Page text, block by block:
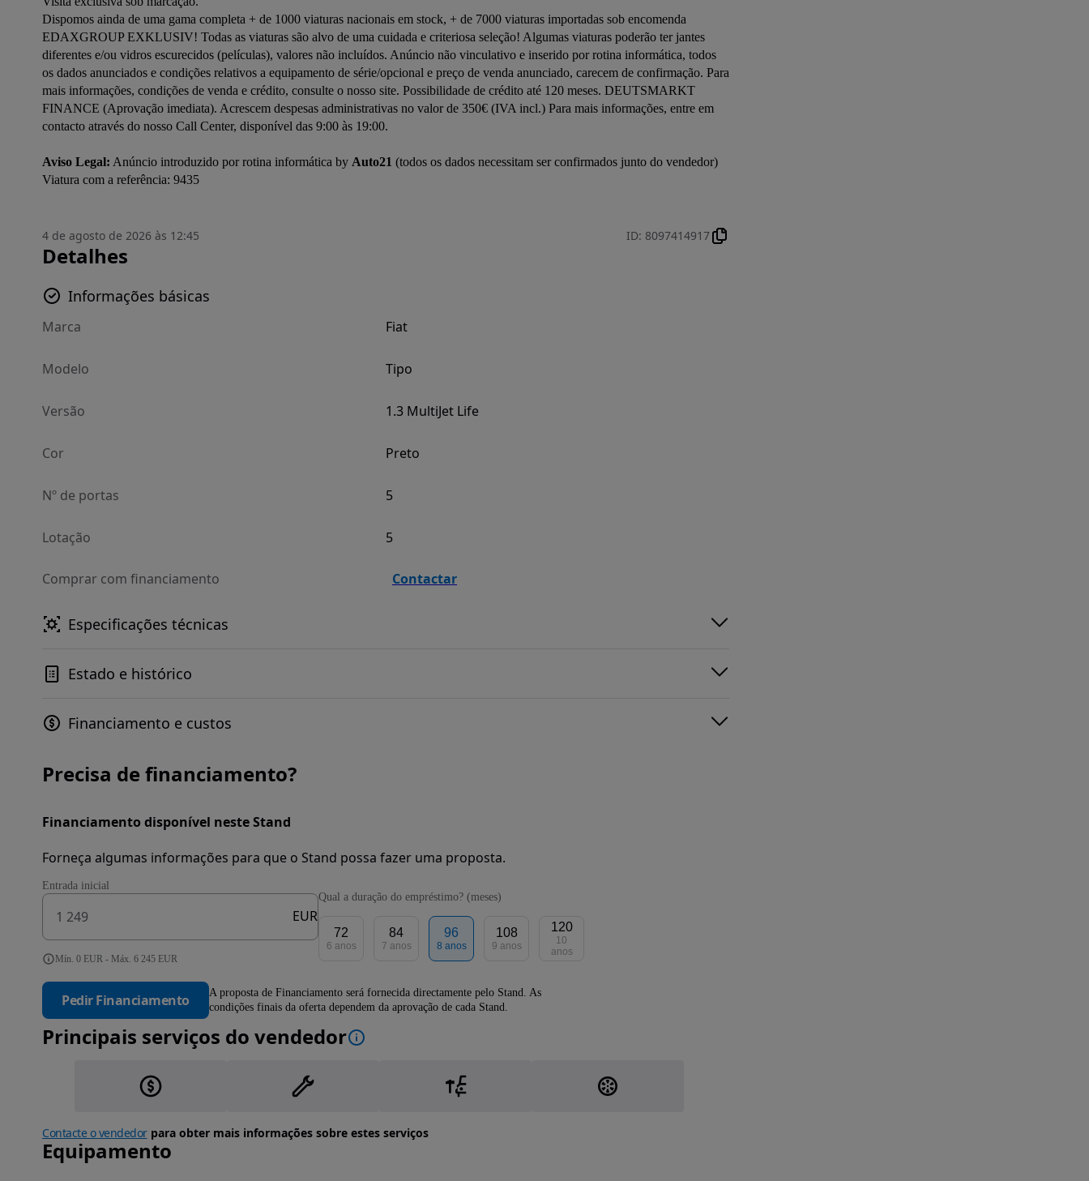
Dispomos ainda de uma gama completa + de 1000 viaturas nacionais em stock, + de 7000 viaturas importadas sob encomenda
EDAXGROUP EXKLUSIV! Todas as viaturas são alvo de uma cuidada e criteriosa seleção! Algumas viaturas poderão ter jantes
diferentes e/ou vidros escurecidos (películas), valores não incluídos. Anúncio não vinculativo e inserido por rotina informática, todos
os dados anunciados e condições relativos a equipamento de série/opcional e preço de venda anunciado, carecem de confirmação. Para
mais informações, condições de venda e crédito, consulte o nosso site. Possibilidade de crédito até 120 meses. DEUTSMARKT
FINANCE (Aprovação imediata). Acrescem despesas administrativas no valor de 350€ (IVA incl.) Para mais informações, entre em
contacto através do nosso Call Center, disponível das 9:00 às 19:00.
Aviso Legal: Anúncio introduzido por rotina informática by Auto21 (todos os dados necessitam ser confirmados junto do vendedor)
4 de agosto de 2026 às 12:45 ID: 8097414917
Detalhes
Informações básicas
Marca Fiat
Modelo Tipo
Versão 1.3 MultiJet Life
Cor Preto
Nº de portas 5
Lotação 5
Comprar com financiamento Contactar
Especificações técnicas
Estado e histórico
Financiamento e custos
Precisa de financiamento?
Financiamento disponível neste Stand
Forneça algumas informações para que o Stand possa fazer uma proposta.
Entrada inicial
EUR
Mín. 0 EUR - Máx. 6 245 EUR
Qual a duração do empréstimo? (meses)
72
6 anos
84
7 anos
96
8 anos
108
9 anos
120
10
anos
Pedir Financiamento
A proposta de Financiamento será fornecida directamente pelo Stand. As
condições finais da oferta dependem da aprovação de cada Stand.
Principais serviços do vendedor
Contacte o vendedorpara obter mais informações sobre estes serviços
Equipamento